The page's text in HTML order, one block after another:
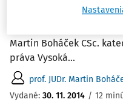
autonomie a soukromí./
Martin Boháček CSc.
práva Vysoká...
prof. JUDr. Martin
Vydané: 30. 11. 2014 / 12